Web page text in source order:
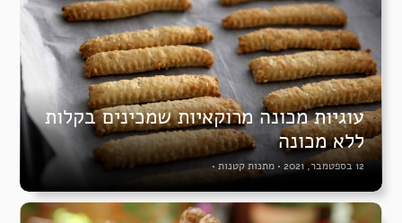
עוגיות מכונה מרוקאיות שמכינים בקלות
ללא מכונה
12 בספטמבר, 2021 • מתנות קטנות •